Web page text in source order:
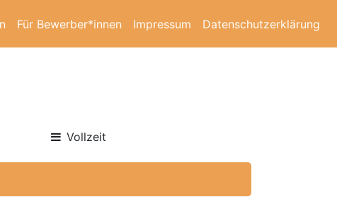
Für Bewerber*innen Impressum Datenschutzerklärung
Vollzeit